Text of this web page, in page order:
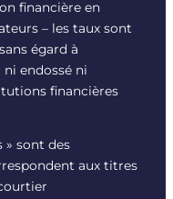
financière en
– les taux sont
égard à
ni endossé ni
financières
» sont des
aux titres